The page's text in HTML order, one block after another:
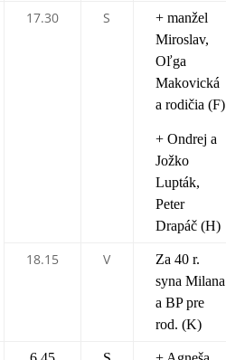
17.30 S
+ manžel
Miroslav,
Oľga
Makovická
a rodičia (F)
+ Ondrej a
Jožko
Lupták,
Peter
Drapáč (H)
18.15 V
Za 40 r.
syna Milana
a BP pre
rod. (K)